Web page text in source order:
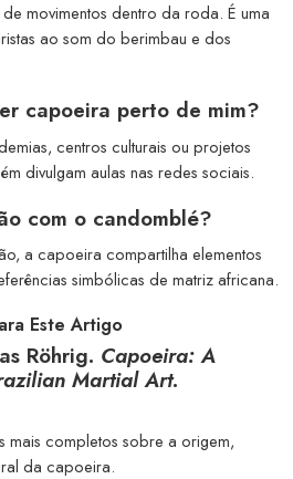
movimentos dentro da roda. É uma
ao som do berimbau e dos
capoeira perto de mim?
centros culturais ou projetos
divulgam aulas nas redes sociais.
com o candomblé?
a capoeira compartilha elementos
simbólicas de matriz africana.
Este Artigo
Röhrig. Capoeira: A
Martial Art.
mais completos sobre a origem,
da capoeira.